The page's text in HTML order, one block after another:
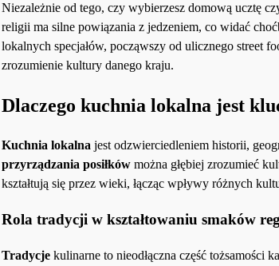
Niezależnie od tego, czy wybierzesz domową ucztę
religii ma silne powiązania z jedzeniem, co widać
lokalnych specjałów, począwszy od ulicznego street
zrozumienie kultury danego kraju.
Dlaczego kuchnia lokalna jest
Kuchnia lokalna jest odzwierciedleniem historii,
przyrządzania posiłków można głębiej zrozumieć
kształtują się przez wieki, łącząc wpływy różnych
Rola tradycji w kształtowaniu smaków
Tradycje kulinarne to nieodłączna część tożsamości